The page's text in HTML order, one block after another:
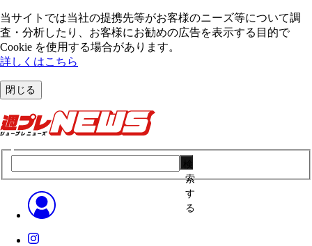
当サイトでは当社の提携先等がお客様のニーズ等について調
査・分析したり、お客様にお勧めの広告を表⽰する⽬的で
Cookie を使⽤する場合があります。
詳しくはこちら
閉じる
索
す
る